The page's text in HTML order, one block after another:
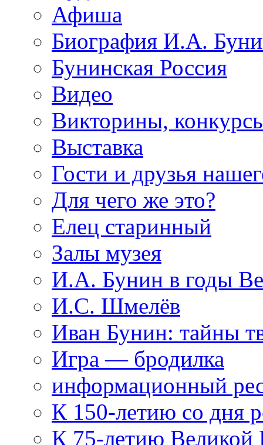
Афиша
Биография И.А.
Бунинская Россия
Видео
Викторины,
Выставка
Гости и друзья
Для чего же это?
Елец старинный
Залы музея
И.А. Бунин в годы
И.С. Шмелёв
Иван Бунин: тайны
Игра — бродилка
информационный
К 150-летию со дня
К 75-летию Великой